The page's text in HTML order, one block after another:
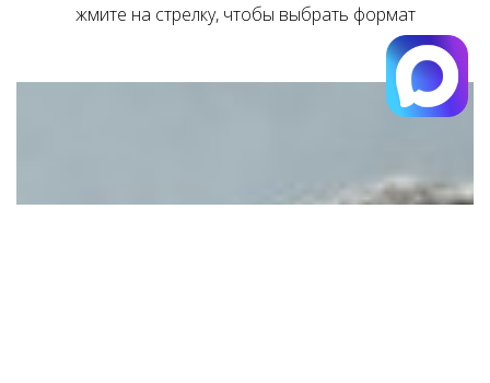
жмите на стрелку, чтобы выбрать формат